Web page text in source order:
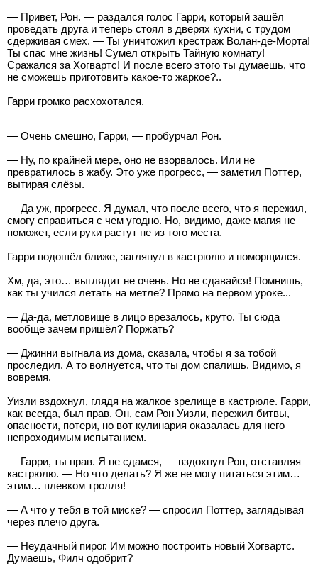
— Привет, Рон. — раздался голос Гарри, который зашёл
проведать друга и теперь стоял в дверях кухни, с трудом
сдерживая смех. — Ты уничтожил крестраж Волан-де-Морта!
Ты спас мне жизнь! Сумел открыть Тайную комнату!
Сражался за Хогвартс! И после всего этого ты думаешь, что
не сможешь приготовить какое-то жаркое?..
Гарри громко расхохотался.
— Очень смешно, Гарри, — пробурчал Рон.
— Ну, по крайней мере, оно не взорвалось. Или не
превратилось в жабу. Это уже прогресс, — заметил Поттер,
вытирая слёзы.
— Да уж, прогресс. Я думал, что после всего, что я пережил,
смогу справиться с чем угодно. Но, видимо, даже магия не
поможет, если руки растут не из того места.
Гарри подошёл ближе, заглянул в кастрюлю и поморщился.
Хм, да, это… выглядит не очень. Но не сдавайся! Помнишь,
как ты учился летать на метле? Прямо на первом уроке...
— Да-да, метловище в лицо врезалось, круто. Ты сюда
вообще зачем пришёл? Поржать?
— Джинни выгнала из дома, сказала, чтобы я за тобой
проследил. А то волнуется, что ты дом спалишь. Видимо, я
вовремя.
Уизли вздохнул, глядя на жалкое зрелище в кастрюле. Гарри,
как всегда, был прав. Он, сам Рон Уизли, пережил битвы,
опасности, потери, но вот кулинария оказалась для него
непроходимым испытанием.
— Гарри, ты прав. Я не сдамся, — вздохнул Рон, отставляя
кастрюлю. — Но что делать? Я же не могу питаться этим…
этим… плевком тролля!
— А что у тебя в той миске? — спросил Поттер, заглядывая
через плечо друга.
— Неудачный пирог. Им можно построить новый Хогвартс.
Думаешь, Филч одобрит?